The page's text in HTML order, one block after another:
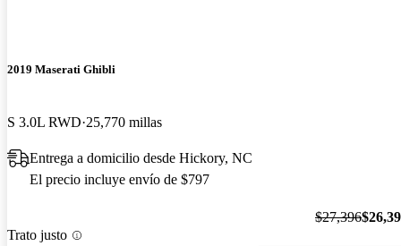
2019 Maserati Ghibli
S 3.0L RWD 25,770 millas
Entrega a domicilio desde Hickory, NC
El precio incluye envío de $797
Trato justo
$27,396